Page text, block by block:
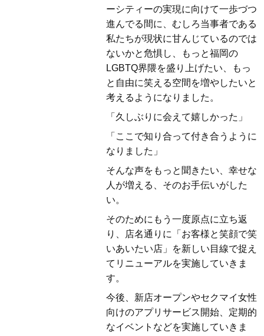
ーシティーの実現に向けて一歩づつ
進んでる間に、むしろ当事者である
私たちが現状に甘んじているのでは
ないかと危惧し、もっと福岡の
LGBTQ界隈を盛り上げたい、もっ
と自由に笑える空間を増やしたいと
考えるようになりました。
「久しぶりに会えて嬉しかった」
「ここで知り合って付き合うように
なりました」
そんな声をもっと聞きたい、幸せな
人が増える、そのお手伝いがした
い。
そのためにもう一度原点に立ち返
り、店名通りに「お客様と笑顔で笑
いあいたい店」を新しい目線で捉え
てリニューアルを実施していきま
す。
今後、新店オープンやセクマイ女性
向けのアプリサービス開始、定期的
なイベントなどを実施していきま